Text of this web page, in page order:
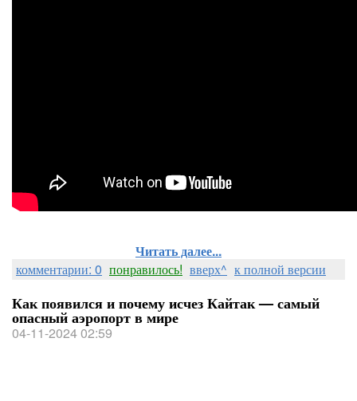
Читать далее...
комментарии: 0 понравилось! вверх^ к полной версии
Как появился и почему исчез Кайтак — самый
опасный аэропорт в мире
04-11-2024 02:59